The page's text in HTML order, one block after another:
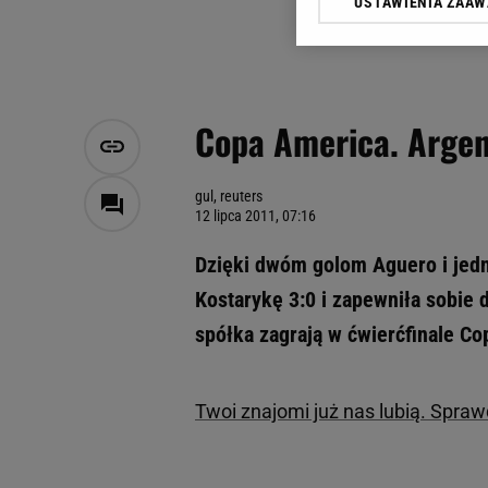
Copa America.
gul, reuters
12 lipca 2011, 07:16
Dzięki dwóm golom Aguero i
Kostarykę 3:0 i zapewniła
spółka zagrają w ćwierćfinale
Twoi znajomi już nas lubią.
Klikając „Akceptuję”
Zaufanych Partnerów i
My, nasi Zaufani
Użycie dokładnych